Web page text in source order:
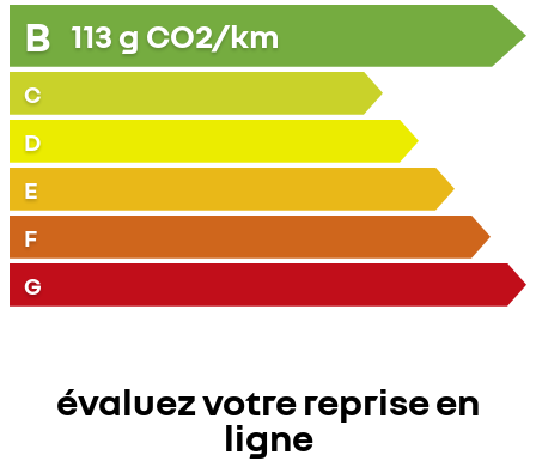
B 113 g CO2/km
C
D
E
F
G
évaluez votre reprise en
ligne